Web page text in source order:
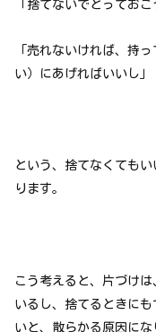
「捨てないでとっておこ
「売れないければ、持
い）にあげればいいし」
という、捨てなくても
ります。
こう考えると、片づけ
いるし、捨てるときに
いと、散らかる原因にな